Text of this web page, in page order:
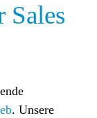
Sales
. Unsere